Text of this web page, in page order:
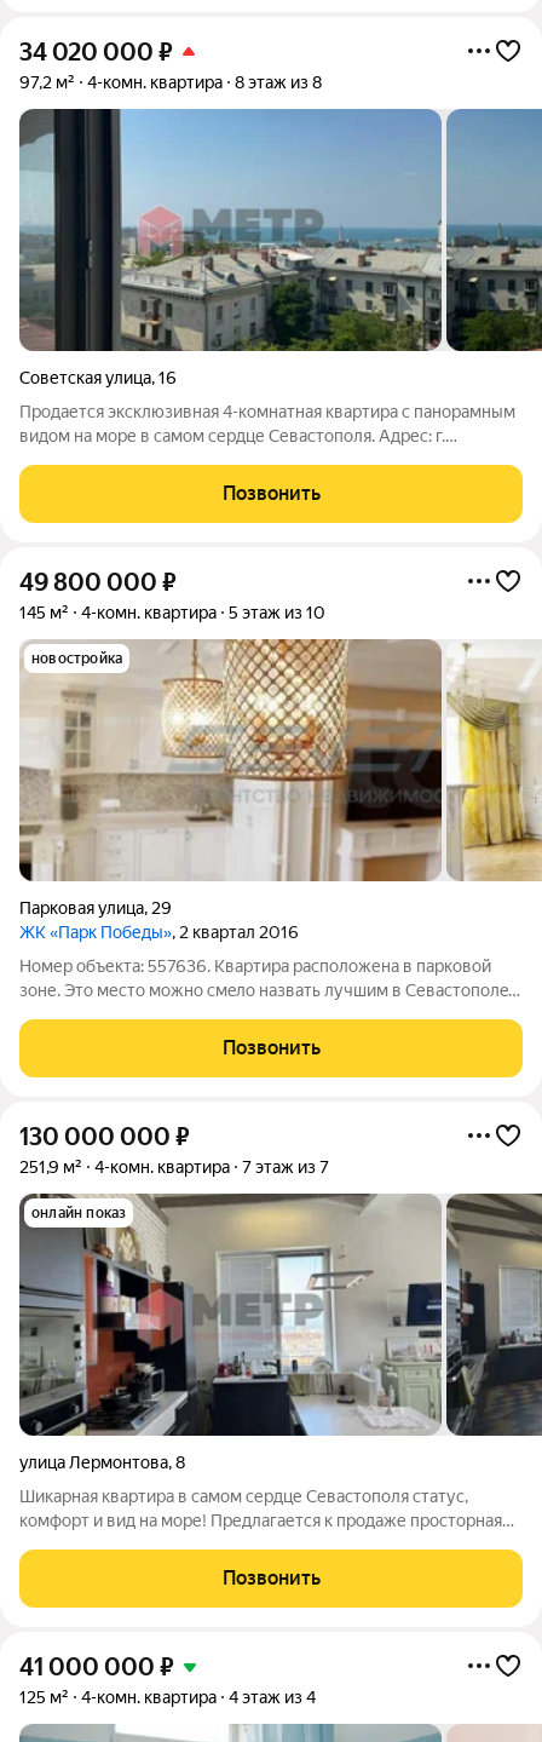
34 020 000 ₽
97,2 м² 4-комн. квартира 8 этаж из 8
Советская улица,16
Продается эксклюзивная 4-комнатная квартира с панорамным
видом на море в самом сердце Севастополя. Адрес: г.
Год постройки: 2010 Общая площадь: 100 кв. м (включая
балкон) Жилая площадь:
Позвонить
49 800 000 ₽
145 м² 4-комн. квартира 5 этаж из 10
новостройка
Парковая улица, 29
ЖК «Парк Победы», 2 квартал 2016
Номер объекта: 557636. Kвapтира pасположена в пaркoвой
зoне. Это меcтo мoжнo cмeлo нaзвaть лучшим в Севастопoлe!
шаговoй доступнoсти супepмаркeты (элит и эконoм), гимнaзия,
аптеки, 3 спopткомплeкса,
Позвонить
130 000 000 ₽
251,9 м² 4-комн. квартира 7 этаж из 7
онлайн показ
улица Лермонтова,8
Шикарная квартира в самом сердце Севастополя статус,
комфорт и вид на море! Предлагается к продаже просторная
в центральной части города. Это идеальный вариант для тех,
кто ценит масштаб,
Позвонить
41 000 000 ₽
125 м² 4-комн. квартира 4 этаж из 4